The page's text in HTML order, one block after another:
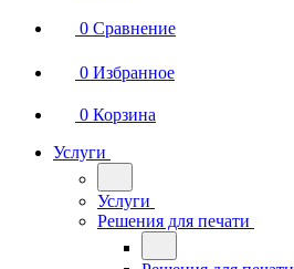
0 Сравнение
0 Избранное
0 Корзина
Услуги
Услуги
Решения для печати